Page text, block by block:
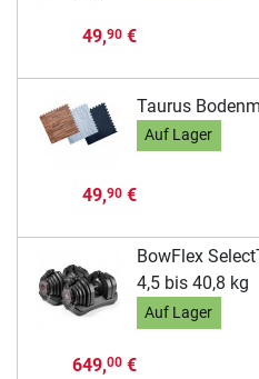
49,90€
Taurus
Auf Lager
49,90€
BowFlex
4,5 bis 40,8 kg
Auf Lager
649,00€